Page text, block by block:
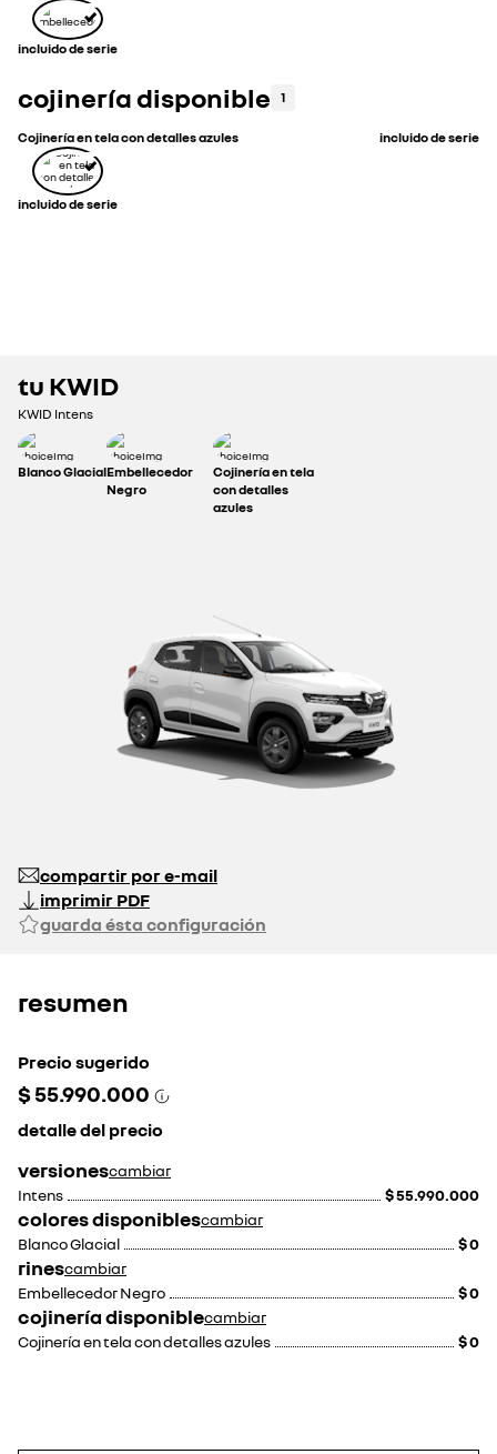
incluido de serie
cojinería disponible 1
Cojinería en tela con detalles azules incluido de serie
incluido de serie
tu KWID
KWID Intens
Blanco GlacialEmbellecedor
Negro
Cojinería en tela
con detalles
azules
compartir por e-mail
imprimir PDF
guarda ésta configuración
resumen
Precio sugerido
$ 55.990.000
detalle del precio
versionescambiar
Intens
$ 55.990.000
colores disponiblescambiar
Blanco Glacial
$ 0
rinescambiar
Embellecedor Negro
$ 0
cojinería disponiblecambiar
Cojinería en tela con detalles azules
$ 0